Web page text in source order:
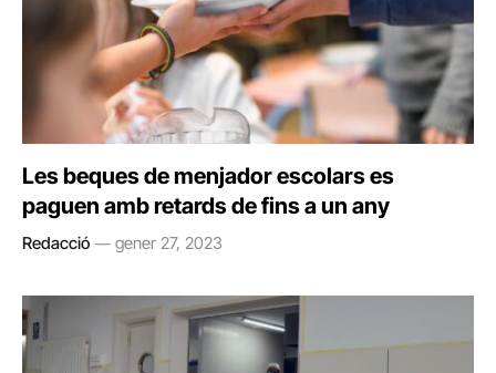
Les beques de menjador escolars es
paguen amb retards de fins a un any
Redacció gener 27, 2023